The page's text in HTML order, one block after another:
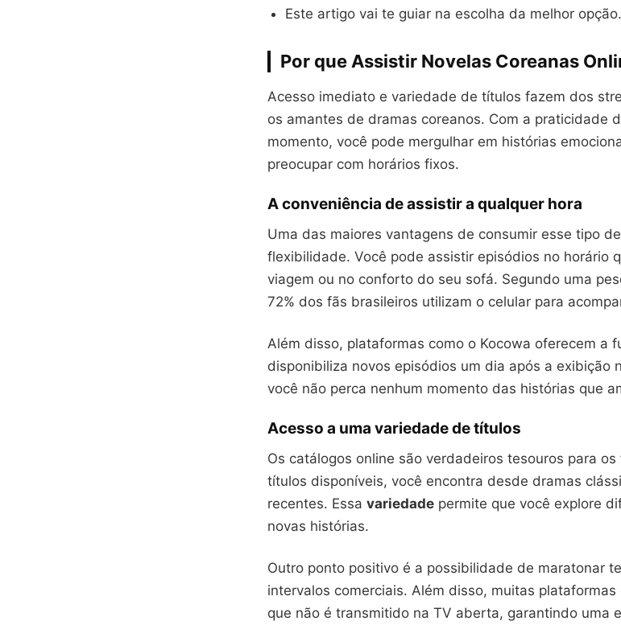
Este artigo vai te guiar na escolha da melhor opção.
Por que Assistir Novelas Coreanas
Acesso imediato e variedade de títulos fazem dos
os amantes de dramas coreanos. Com a praticidade
momento, você pode mergulhar em histórias
preocupar com horários fixos.
A conveniência de assistir a qualquer hora
Uma das maiores vantagens de consumir esse tipo de
flexibilidade. Você pode assistir episódios no horário
viagem ou no conforto do seu sofá. Segundo uma
72% dos fãs brasileiros utilizam o celular para
Além disso, plataformas como o Kocowa oferecem a
disponibiliza novos episódios um dia após a exibição
você não perca nenhum momento das histórias que
Acesso a uma variedade de títulos
Os catálogos online são verdadeiros tesouros para
títulos disponíveis, você encontra desde dramas
recentes. Essa variedade permite que você explore
novas histórias.
Outro ponto positivo é a possibilidade de maratonar
intervalos comerciais. Além disso, muitas plataformas
que não é transmitido na TV aberta, garantindo uma